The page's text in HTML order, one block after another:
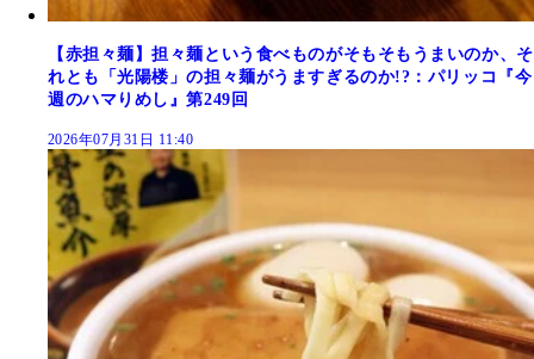
【赤担々麺】担々麺という食べものがそもそもうまいのか、そ
れとも「光陽楼」の担々麺がうますぎるのか!?：パリッコ『今
週のハマりめし』第249回
2026年07月31日 11:40